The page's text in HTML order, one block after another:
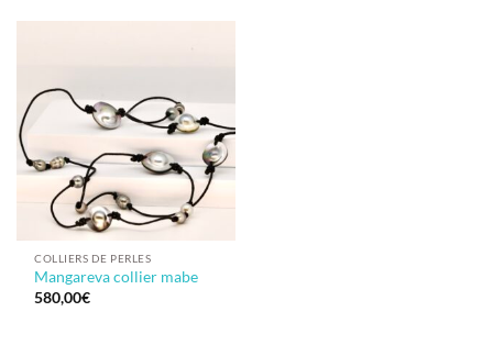
COLLIERS DE PERLES
Mangareva collier mabe
580,00€